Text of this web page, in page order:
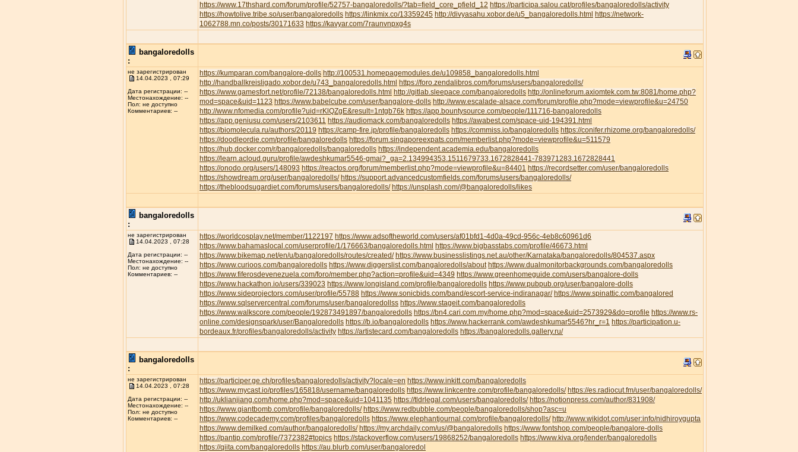
https://www.17thshard.com/forum/profile/52757-bangaloredolls/?tab=field_core_pfield_12 https://participa.salou.cat/profiles/bangaloredolls/activity
https://howtolive.tribe.so/user/bangaloredolls https://linkmix.co/13359245 http://divyasahu.xobor.de/u5_bangaloredolls.html https://network-
1062788.mn.co/posts/30171633 https://kavyar.com/7raunvnpxg4s
bangaloredolls
:
не зарегистрирован
14.04.2023 , 07:29
Дата регистрации: --
Местонахождение: --
Пол: не доступно
Комментариев: --
https://kumparan.com/bangalore-dolls http://100531.homepagemodules.de/u109858_bangaloredolls.html
http://handballkreisligado.xobor.de/u743_bangaloredolls.html https://foro.zendalibros.com/forums/users/bangaloredolls/
https://www.gamesfort.net/profile/72138/bangaloredolls.html http://gitlab.sleepace.com/bangaloredolls http://onlineforum.axiomtek.com.tw:8081/home.php?
mod=space&uid=1123 https://www.babelcube.com/user/bangalore-dolls http://www.escalade-alsace.com/forum/profile.php?mode=viewprofile&u=24750
http://www.nfomedia.com/profile?uid=rKlQZgE&result=1ntgb76k https://app.bountysource.com/people/111716-bangaloredolls
https://app.geniusu.com/users/2103611 https://audiomack.com/bangaloredolls https://awabest.com/space-uid-194391.html
https://biomolecula.ru/authors/20119 https://camp-fire.jp/profile/bangaloredolls https://commiss.io/bangaloredolls https://conifer.rhizome.org/bangaloredolls/
https://doodleordie.com/profile/bangaloredolls https://forum.singaporeexpats.com/memberlist.php?mode=viewprofile&u=511579
https://hub.docker.com/r/bangaloredolls/bangaloredolls https://independent.academia.edu/bangaloredolls
https://learn.acloud.guru/profile/awdeshkumar5546-gmai?_ga=2.134994353.1511679733.1672828441-783971283.1672828441
https://onodo.org/users/148093 https://reactos.org/forum/memberlist.php?mode=viewprofile&u=84401 https://recordsetter.com/user/bangaloredolls
https://showdream.org/user/bangaloredolls/ https://support.advancedcustomfields.com/forums/users/bangaloredolls/
https://thebloodsugardiet.com/forums/users/bangaloredolls/ https://unsplash.com/@bangaloredolls/likes
bangaloredolls
:
не зарегистрирован
14.04.2023 , 07:28
Дата регистрации: --
Местонахождение: --
Пол: не доступно
Комментариев: --
https://worldcosplay.net/member/1122197 https://www.adsoftheworld.com/users/af01bfd1-4d0a-49cd-956c-4eb8c60961d6
https://www.bahamaslocal.com/userprofile/1/176663/bangaloredolls.html https://www.bigbasstabs.com/profile/46673.html
https://www.bikemap.net/en/u/bangaloredolls/routes/created/ https://www.businesslistings.net.au/other/Karnataka/bangaloredolls/804537.aspx
https://www.curioos.com/bangaloredolls https://www.diggerslist.com/bangaloredolls/about https://www.dualmonitorbackgrounds.com/bangaloredolls
https://www.fiferosdevenezuela.com/foro/member.php?action=profile&uid=4349 https://www.greenhomeguide.com/users/bangalore-dolls
https://www.hackathon.io/users/339023 https://www.longisland.com/profile/bangaloredolls https://www.pubpub.org/user/bangalore-dolls
https://www.sideprojectors.com/user/profile/55788 https://www.sonicbids.com/band/escort-service-indiranagar/ https://www.spinattic.com/bangalored
https://www.sqlservercentral.com/forums/user/bangaloredollss https://www.stageit.com/bangaloredolls
https://www.walkscore.com/people/192873491897/bangaloredolls https://bn4.cari.com.my/home.php?mod=space&uid=2573929&do=profile https://www.rs-
online.com/designspark/user/Bangaloredolls https://b.io/bangaloredolls https://www.hackerrank.com/awdeshkumar5546?hr_r=1 https://participation.u-
bordeaux.fr/profiles/bangaloredolls/activity https://artistecard.com/bangaloredolls https://bangaloredolls.gallery.ru/
bangaloredolls
:
не зарегистрирован
14.04.2023 , 07:28
Дата регистрации: --
Местонахождение: --
Пол: не доступно
Комментариев: --
https://participer.ge.ch/profiles/bangaloredolls/activity?locale=en https://www.inkitt.com/bangaloredolls
https://www.mycast.io/profiles/165818/username/bangaloredolls https://www.linkcentre.com/profile/bangaloredolls/ https://es.radiocut.fm/user/bangaloredolls/
http://uklianjiang.com/home.php?mod=space&uid=1041135 https://tldrlegal.com/users/bangaloredolls/ https://notionpress.com/author/831908/
https://www.giantbomb.com/profile/bangaloredolls/ https://www.redbubble.com/people/bangaloredolls/shop?asc=u
https://www.codecademy.com/profiles/bangaloredolls https://www.elephantjournal.com/profile/bangaloredolls/ http://www.wikidot.com/user:info/nidhiroygupta
https://www.demilked.com/author/bangaloredolls/ https://my.archdaily.com/us/@bangaloredolls https://www.fontshop.com/people/bangalore-dolls
https://pantip.com/profile/7372382#topics https://stackoverflow.com/users/19868252/bangaloredolls https://www.kiva.org/lender/bangaloredolls
https://qiita.com/bangaloredolls https://au.blurb.com/user/bangaloredol